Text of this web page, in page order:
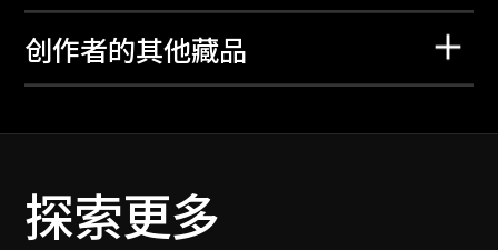
创作者的其他藏品
探索更多